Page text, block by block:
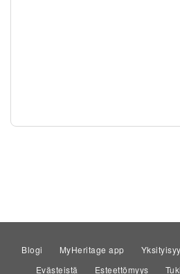
Blogi MyHeritage app
Evästeistä
Esteettömyys